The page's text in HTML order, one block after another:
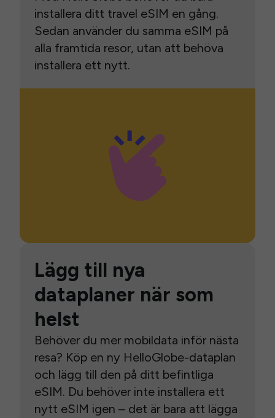
installera ditt travel eSIM en gång.
Sedan använder du samma eSIM på
alla framtida resor, utan att behöva
installera ett nytt.
Lägg till nya
dataplaner när som
helst
Behöver du mer mobildata inför nästa
resa? Köp en ny HelloGlobe-dataplan
och lägg till den på ditt befintliga
eSIM. Du behöver inte installera ett
nytt eSIM igen – det är bara att lägga